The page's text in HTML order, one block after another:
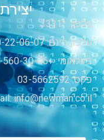
טלפון: *3331
טלפון חינם: 1-800-22-06-07
בינלאומי: +972-3-560-30-46
פקס: 03-5662592
info@newman.co.il